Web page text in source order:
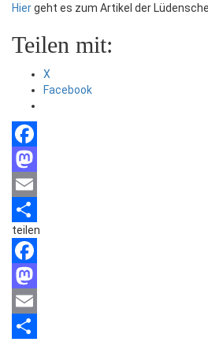
Hiergeht es zum Artikel der
Teilen mit:
X
Facebook
Facebook
Mastodon
Email
Teilen
teilen
Facebook
Mastodon
Email